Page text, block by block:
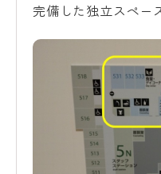
完備した独立スペー